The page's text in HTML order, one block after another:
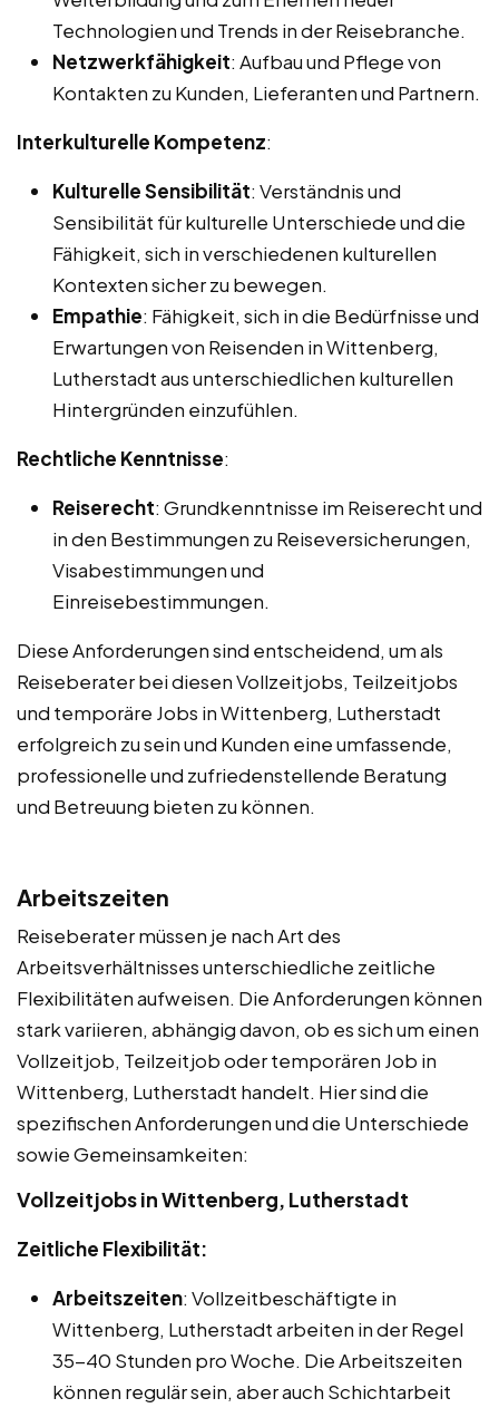
Technologien und Trends in der Reisebranche.
Netzwerkfähigkeit: Aufbau und Pflege von
Kontakten zu Kunden, Lieferanten und Partnern.
Interkulturelle Kompetenz:
Kulturelle Sensibilität: Verständnis und
Sensibilität für kulturelle Unterschiede und die
Fähigkeit, sich in verschiedenen kulturellen
Kontexten sicher zu bewegen.
Empathie: Fähigkeit, sich in die Bedürfnisse und
Erwartungen von Reisenden in Wittenberg,
Lutherstadt aus unterschiedlichen kulturellen
Hintergründen einzufühlen.
Rechtliche Kenntnisse:
Reiserecht: Grundkenntnisse im Reiserecht und
in den Bestimmungen zu Reiseversicherungen,
Visabestimmungen und
Einreisebestimmungen.
Diese Anforderungen sind entscheidend, um als
Reiseberater bei diesen Vollzeitjobs, Teilzeitjobs
und temporäre Jobs in Wittenberg, Lutherstadt
erfolgreich zu sein und Kunden eine umfassende,
professionelle und zufriedenstellende Beratung
und Betreuung bieten zu können.
Arbeitszeiten
Reiseberater müssen je nach Art des
Arbeitsverhältnisses unterschiedliche zeitliche
Flexibilitäten aufweisen. Die Anforderungen können
stark variieren, abhängig davon, ob es sich um einen
Vollzeitjob, Teilzeitjob oder temporären Job in
Wittenberg, Lutherstadt handelt. Hier sind die
spezifischen Anforderungen und die Unterschiede
sowie Gemeinsamkeiten:
Vollzeitjobs in Wittenberg, Lutherstadt
Zeitliche Flexibilität:
Arbeitszeiten: Vollzeitbeschäftigte in
Wittenberg, Lutherstadt arbeiten in der Regel
35-40 Stunden pro Woche. Die Arbeitszeiten
können regulär sein, aber auch Schichtarbeit